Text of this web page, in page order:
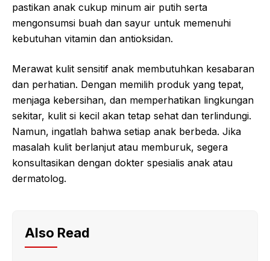
pastikan anak cukup minum air putih serta
mengonsumsi buah dan sayur untuk memenuhi
kebutuhan vitamin dan antioksidan.
Merawat kulit sensitif anak membutuhkan kesabaran
dan perhatian. Dengan memilih produk yang tepat,
menjaga kebersihan, dan memperhatikan lingkungan
sekitar, kulit si kecil akan tetap sehat dan terlindungi.
Namun, ingatlah bahwa setiap anak berbeda. Jika
masalah kulit berlanjut atau memburuk, segera
konsultasikan dengan dokter spesialis anak atau
dermatolog.
Also Read